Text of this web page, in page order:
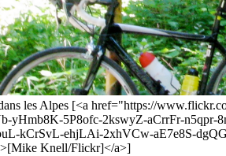
les Alpes [<a href="https://
yHmb8K-5P8ofc-2kswyZ-aCrrFr-
kCrSvL-ehjLAi-2xhVCw-aE7e8S-
Knell/Flickr]</a>]